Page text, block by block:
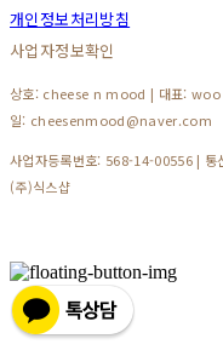
개인정보처리방침
사업자정보확인
상호: cheese n mood | 대표:
일: cheesenmood@naver.com
사업자등록번호: 568-14-00556| 통
(주)식스샵